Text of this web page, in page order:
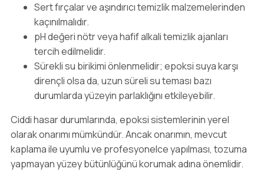
Sert fırçalar ve aşındırıcı temizlik malzemelerinden
kaçınılmalıdır.
pH değeri nötr veya hafif alkali temizlik ajanları
tercih edilmelidir.
Sürekli su birikimi önlenmelidir; epoksi suya karşı
dirençli olsa da, uzun süreli su teması bazı
durumlarda yüzeyin parlaklığını etkileyebilir.
Ciddi hasar durumlarında, epoksi sistemlerinin yerel
olarak onarımı mümkündür. Ancak onarımın, mevcut
kaplama ile uyumlu ve profesyonelce yapılması, tozuma
yapmayan yüzey bütünlüğünü korumak adına önemlidir.